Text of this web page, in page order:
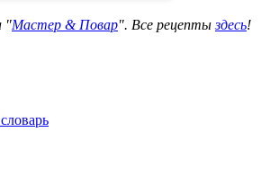
"Мастер & Повар". Все рецептыздесь!